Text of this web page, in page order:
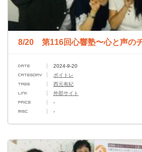
8/20 第116回心響塾〜心と声の
2024-9-20
ボイトレ
西元有紀
外部サイト
-
-